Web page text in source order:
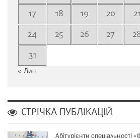
17
18 19 20 21
24
25 26 27
31
« Лип
СТРІЧКА ПУБЛІКАЦІЙ
Абітурієнти спеціальності